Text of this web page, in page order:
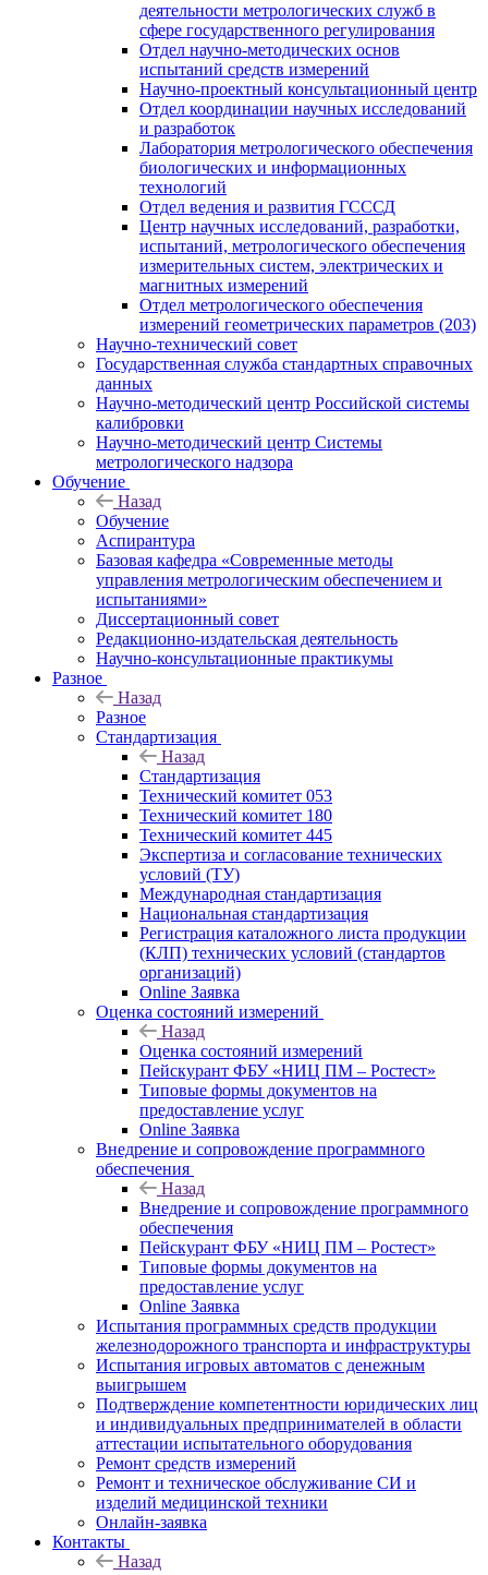
деятельности метрологических служб в
сфере государственного регулирования
Отдел научно-методических основ
испытаний средств измерений
Научно-проектный консультационный центр
Отдел координации научных исследований
и разработок
Лаборатория метрологического обеспечения
биологических и информационных
технологий
Отдел ведения и развития ГСССД
Центр научных исследований, разработки,
испытаний, метрологического обеспечения
измерительных систем, электрических и
магнитных измерений
Отдел метрологического обеспечения
измерений геометрических параметров (203)
Научно-технический совет
Государственная служба стандартных справочных
данных
Научно-методический центр Российской системы
калибровки
Научно-методический центр Системы
метрологического надзора
Обучение
Назад
Обучение
Аспирантура
Базовая кафедра «Современные методы
управления метрологическим обеспечением и
испытаниями»
Диссертационный совет
Редакционно-издательская деятельность
Научно-консультационные практикумы
Разное
Назад
Разное
Стандартизация
Назад
Стандартизация
Технический комитет 053
Технический комитет 180
Технический комитет 445
Экспертиза и согласование технических
условий (ТУ)
Международная стандартизация
Национальная стандартизация
Регистрация каталожного листа продукции
(КЛП) технических условий (стандартов
организаций)
Online Заявка
Оценка состояний измерений
Назад
Оценка состояний измерений
Пейскурант ФБУ «НИЦ ПМ – Ростест»
Типовые формы документов на
предоставление услуг
Online Заявка
Внедрение и сопровождение программного
обеспечения
Назад
Внедрение и сопровождение программного
обеспечения
Пейскурант ФБУ «НИЦ ПМ – Ростест»
Типовые формы документов на
предоставление услуг
Online Заявка
Испытания программных средств продукции
железнодорожного транспорта и инфраструктуры
Испытания игровых автоматов с денежным
выигрышем
Подтверждение компетентности юридических лиц
и индивидуальных предпринимателей в области
аттестации испытательного оборудования
Ремонт средств измерений
Ремонт и техническое обслуживание СИ и
изделий медицинской техники
Онлайн-заявка
Контакты
Назад